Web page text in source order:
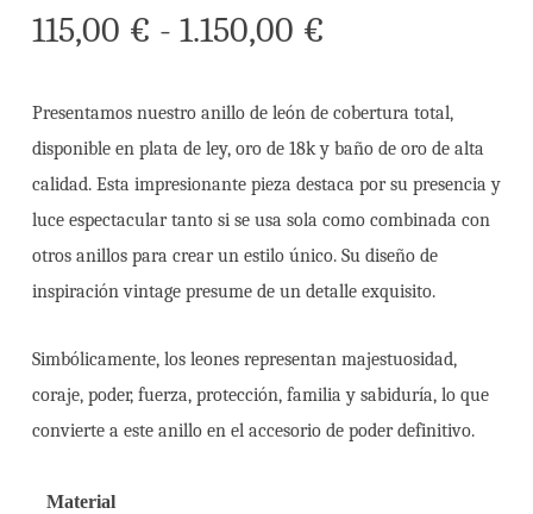
115,00 € - 1.150,00 €
precios:
desde
115,00 €
hasta
1.150,00 €
Presentamos nuestro anillo de león de cobertura total,
disponible en plata de ley, oro de 18k y baño de oro de alta
calidad. Esta impresionante pieza destaca por su presencia y
luce espectacular tanto si se usa sola como combinada con
otros anillos para crear un estilo único. Su diseño de
inspiración vintage presume de un detalle exquisito.
Simbólicamente, los leones representan majestuosidad,
coraje, poder, fuerza, protección, familia y sabiduría, lo que
convierte a este anillo en el accesorio de poder definitivo.
Material